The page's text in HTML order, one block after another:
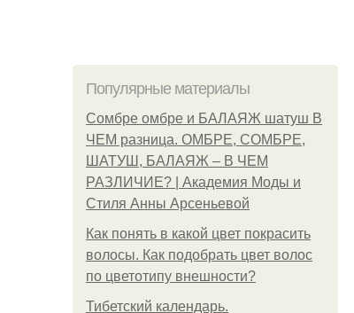
Популярные материалы
Сомбре омбре и БАЛАЯЖ шатуш В
ЧЕМ разница. ОМБРЕ, СОМБРЕ,
ШАТУШ, БАЛАЯЖ – В ЧЕМ
РАЗЛИЧИЕ? | Академия Моды и
Стиля Анны Арсеньевой
Как понять в какой цвет покрасить
волосы. Как подобрать цвет волос
по цветотипу внешности?
Тибетский календарь.